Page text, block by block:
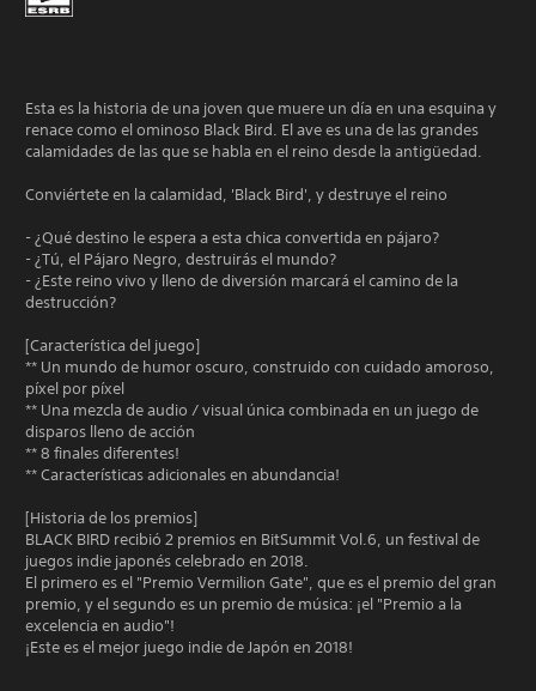
Esta es la historia de una joven que muere un día en una esquina y
renace como el ominoso Black Bird. El ave es una de las grandes
calamidades de las que se habla en el reino desde la antigüedad.
Conviértete en la calamidad, 'Black Bird', y destruye el reino
- ¿Qué destino le espera a esta chica convertida en pájaro?
- ¿Tú, el Pájaro Negro, destruirás el mundo?
- ¿Este reino vivo y lleno de diversión marcará el camino de la
destrucción?
[Característica del juego]
** Un mundo de humor oscuro, construido con cuidado amoroso,
píxel por píxel
** Una mezcla de audio / visual única combinada en un juego de
disparos lleno de acción
** 8 finales diferentes!
** Características adicionales en abundancia!
[Historia de los premios]
BLACK BIRD recibió 2 premios en BitSummit Vol.6, un festival de
juegos indie japonés celebrado en 2018.
El primero es el "Premio Vermilion Gate", que es el premio del gran
premio, y el segundo es un premio de música: ¡el "Premio a la
excelencia en audio"!
¡Este es el mejor juego indie de Japón en 2018!